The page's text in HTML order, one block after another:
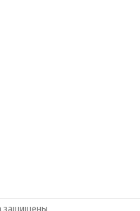
защищены